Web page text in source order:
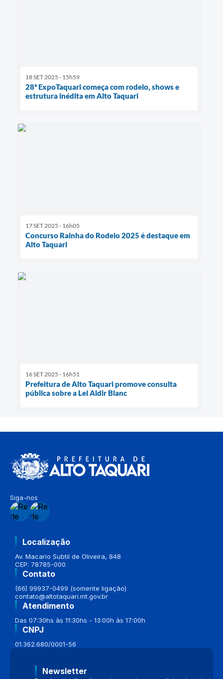
18 SET 2025 - 15h59
28ª ExpoTaquari começa com rodeio, shows e
estrutura inédita em Alto Taquari
17 SET 2025 - 16h05
Concurso Rainha do Rodeio 2025 é destaque em
Alto Taquari
16 SET 2025 - 16h51
Prefeitura de Alto Taquari promove consulta
pública sobre a Lei Aldir Blanc
Siga-nos
Localização
Av. Macario Subtil de Oliveira, 848
CEP: 78785-000
Contato
(66) 99937-0499 (somente ligação)
contato@altotaquari.mt.gov.br
Atendimento
Das 07:30hs às 11:30hs - 13:00h às 17:00h
CNPJ
01.362.680/0001-56
Newsletter